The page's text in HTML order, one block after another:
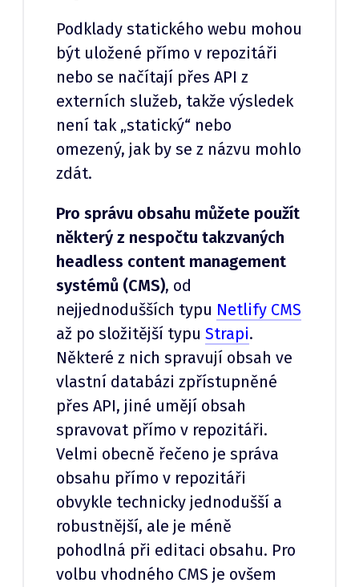
Podklady statického webu mohou
být uložené přímo v repozitáři
nebo se načítají přes API z
externích služeb, takže výsledek
není tak „statický“ nebo
omezený, jak by se z názvu mohlo
zdát.
Pro správu obsahu můžete použít
některý z nespočtu takzvaných
headless content management
systémů (CMS), od
nejjednodušších typu Netlify CMS
až po složitější typu Strapi.
Některé z nich spravují obsah ve
vlastní databázi zpřístupněné
přes API, jiné umějí obsah
spravovat přímo v repozitáři.
Velmi obecně řečeno je správa
obsahu přímo v repozitáři
obvykle technicky jednodušší a
robustnější, ale je méně
pohodlná při editaci obsahu. Pro
volbu vhodného CMS je ovšem